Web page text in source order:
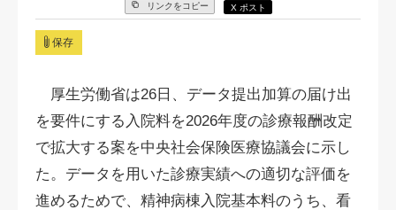
リンクをコピー X ポスト
保存
厚生労働省は26日、データ提出加算の届け出
を要件にする入院料を2026年度の診療報酬改定
で拡大する案を中央社会保険医療協議会に示し
た。データを用いた診療実績への適切な評価を
進めるためで、精神病棟入院基本料のうち、看